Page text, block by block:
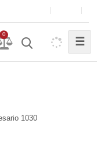
0
☰
1030